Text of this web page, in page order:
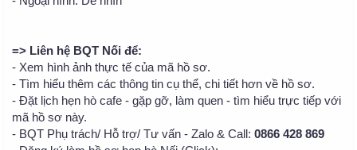
=> Liên hệ BQT Nối để:
- Xem hình ảnh thực tế của mã hồ sơ.
- Tìm hiểu thêm các thông tin cụ thể, chi tiết hơn về hồ sơ.
- Đặt lịch hẹn hò cafe - gặp gỡ, làm quen - tìm hiểu trực tiếp với
mã hồ sơ này.
- BQT Phụ trách/ Hỗ trợ/ Tư vấn - Zalo & Call: 0866 428 869